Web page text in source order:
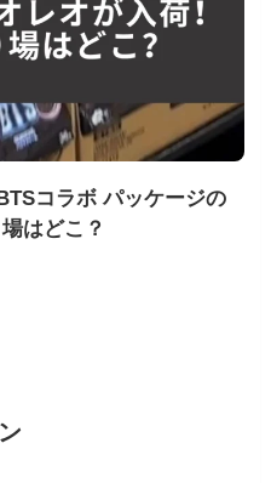
コラボ パッケージの
はどこ？